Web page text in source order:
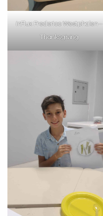
inFlux Frederico Westphalen –
Thanksgiving